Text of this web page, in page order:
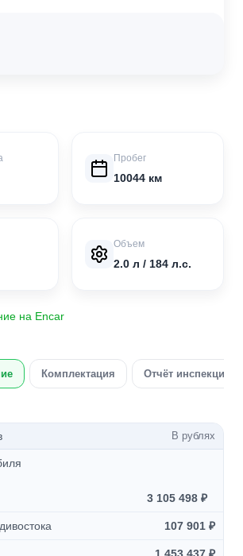
Пробег
10044 км
Объем
2.0 л / 184 л.с.
на Encar
Комплектация Отчёт инспекции
В рублях
3 105 498 ₽
107 901 ₽